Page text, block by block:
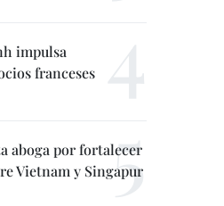
impulsa
franceses
aboga por fortalecer
Vietnam y Singapur